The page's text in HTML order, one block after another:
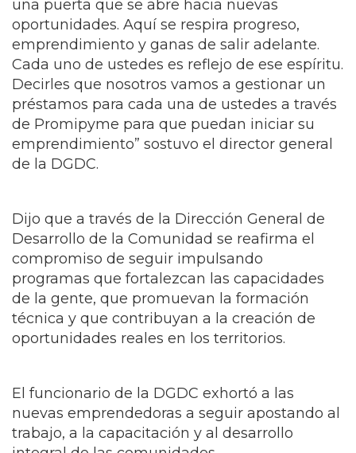
una puerta que se abre hacia nuevas
oportunidades. Aquí se respira progreso,
emprendimiento y ganas de salir adelante.
Cada uno de ustedes es reflejo de ese espíritu.
Decirles que nosotros vamos a gestionar un
préstamos para cada una de ustedes a través
de Promipyme para que puedan iniciar su
emprendimiento” sostuvo el director general
de la DGDC.
Dijo que a través de la Dirección General de
Desarrollo de la Comunidad se reafirma el
compromiso de seguir impulsando
programas que fortalezcan las capacidades
de la gente, que promuevan la formación
técnica y que contribuyan a la creación de
oportunidades reales en los territorios.
El funcionario de la DGDC exhortó a las
nuevas emprendedoras a seguir apostando al
trabajo, a la capacitación y al desarrollo